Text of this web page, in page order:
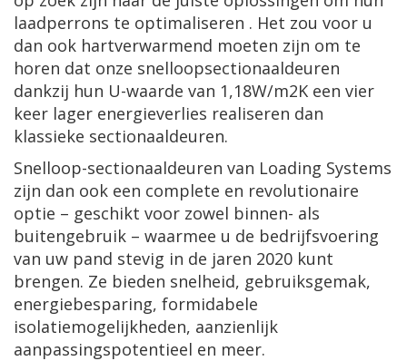
laadperrons te optimaliseren . Het zou voor u
dan ook hartverwarmend moeten zijn om te
horen dat onze snelloopsectionaaldeuren
dankzij hun U-waarde van 1,18W/m2K een vier
keer lager energieverlies realiseren dan
klassieke sectionaaldeuren.
Snelloop-sectionaaldeuren van Loading Systems
zijn dan ook een complete en revolutionaire
optie – geschikt voor zowel binnen- als
buitengebruik – waarmee u de bedrijfsvoering
van uw pand stevig in de jaren 2020 kunt
brengen. Ze bieden snelheid, gebruiksgemak,
energiebesparing, formidabele
isolatiemogelijkheden, aanzienlijk
aanpassingspotentieel en meer.